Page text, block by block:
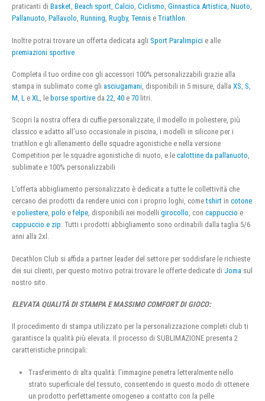
praticanti di Basket, Beach sport, Calcio, Ciclismo, Ginnastica Artistica, Nuoto,
Pallanuoto, Pallavolo, Running, Rugby, Tennis e Triathlon.
Inoltre potrai trovare un offerta dedicata agli Sport Paralimpici e alle
premiazioni sportive
Completa il tuo ordine con gli accessori 100% personalizzabili grazie alla
stampa in sublimato come gli asciugamani , disponibili in 5 misure, dalla XS S
M L e XL , le borse sportive da 22 40 e 70 litri.
Scopri la nostra offera di cuffie personalizzate, il modello in poliestere, più
classico e adatto all’uso occasionale in piscina, i modelli in silicone per i
triathlon e gli allenamento delle squadre agonistiche e nella versione
Competition per le squadre agonistiche di nuoto, e le calottine da pallanuoto,
sublimate e 100% personalizzabili
L’offerta abbigliamento personalizzato è dedicata a tutte le collettività che
cercano dei prodotti da rendere unici con i proprio loghi, cometshirt in cotone
e poliestere, polo e felpe, disponibili nei modelli girocollo, con cappuccio e
cappuccio e zip. Tutti i prodotti abbigliamento sono ordinabili dalla taglia 5/6
anni alla 2xl.
Decathlon Club si affida a partner leader del settore per soddisfare le richieste
dei sui clienti, per questo motivo potrai trovare le offerte dedicate di Joma sul
nostro sito.
ELEVATA QUALITÀ DI STAMPA E MASSIMO COMFORT DI GIOCO:
Il procedimento di stampa utilizzato per la personalizzazione completi club ti
garantisce la qualità più elevata. Il processo di SUBLIMAZIONE presenta 2
caratteristiche principali:
Trasferimento di alta qualità: l’immagine penetra letteralmente nello
strato superficiale del tessuto, consentendo in questo modo di ottenere
un prodotto perfettamente omogeneo a contatto con la pelle